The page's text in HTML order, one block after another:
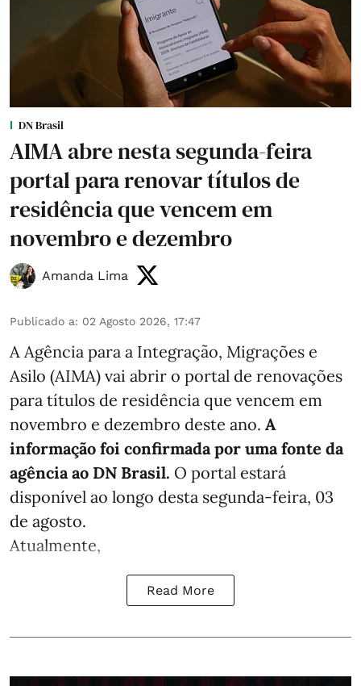
DN Brasil
AIMA abre nesta segunda-feira
portal para renovar títulos de
residência que vencem em
novembro e dezembro
Amanda Lima
Publicado a: 02 Agosto 2026, 17:47
A Agência para a Integração, Migrações e
Asilo (AIMA) vai abrir o portal de renovações
para títulos de residência que vencem em
novembro e dezembro deste ano. A
informação foi confirmada por uma fonte da
agência ao DN Brasil. O portal estará
disponível ao longo desta segunda-feira, 03
de agosto.
Atualmente,
Read More